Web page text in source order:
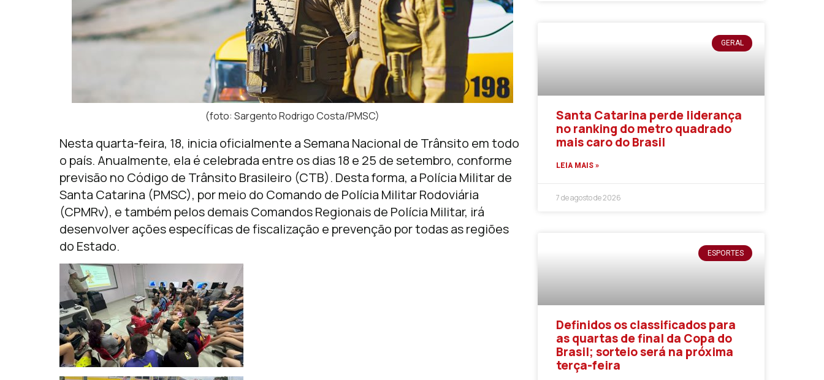
(foto: Sargento Rodrigo Costa/PMSC)
Nesta quarta-feira, 18, inicia oficialmente a Semana Nacional de Trânsito em todo
o país. Anualmente, ela é celebrada entre os dias 18 e 25 de setembro, conforme
previsão no Código de Trânsito Brasileiro (CTB). Desta forma, a Polícia Militar de
Santa Catarina (PMSC), por meio do Comando de Polícia Militar Rodoviária
(CPMRv), e também pelos demais Comandos Regionais de Polícia Militar, irá
desenvolver ações específicas de fiscalização e prevenção por todas as regiões
do Estado.
GERAL
Santa Catarina perde liderança
no ranking do metro quadrado
mais caro do Brasil
LEIA MAIS »
7 de agosto de 2026
ESPORTES
Definidos os classificados para
as quartas de final da Copa do
Brasil; sorteio será na próxima
terça-feira